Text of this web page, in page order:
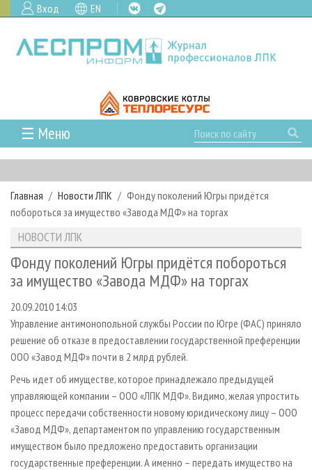
Вход EN
☰ Меню
ГЛАВНАЯ
РУБРИКИ И ТЕМЫ
РУБРИКИ ЖУРНАЛА
ЛЕСОЗАГОТОВКА
ЛЕСОПИЛЕНИЕ
СУШКА ДРЕВЕСИНЫ
ПРОИЗВОДСТВО ДРЕВЕСНЫХ ПЛИТ
ДЕРЕВЯННОЕ ДОМОСТРОЕНИЕ
ПРОИЗВОДСТВО МЕБЕЛИ
БИОЭНЕРГЕТИКА
ЦБП
ИНСТРУМЕНТ И МАТЕРИАЛЫ
НОВОСТИ
НОВОСТИ ЛПК
НОВОСТИ ЖУРНАЛА
ПРОЕКТЫ ЛПИ
АНАЛИТИКА
ПРЕДПРИЯТИЯ ЛПК
ПЕРСОНЫ
МОБИЛЬНЫЕ ВЫСТАВКИ
ОФИЦИАЛЬНЫЕ ДЕЛЕГАЦИИ
ПРИОРИТЕТНЫЕ ИНВЕСТПРОЕКТЫ
RUSSIAN FORESTRY REVIEW
ГАЗЕТА ЛЕСПРОМФОРУМ
БИБЛИОТЕКА СПЕЦИАЛИСТА
АРХИВ
АРХИВ ЖУРНАЛОВ
О ЖУРНАЛЕ
ПОДПИСКА
КОНТАКТЫ
РЕКЛАМОДАТЕЛЯМ
РЕКЛАМА
РЕКЛАМА НА САЙТЕ
Главная Новости ЛПК
Фонду поколений Югры придётся
побороться за имущество «Завода МДФ» на торгах
НОВОСТИ ЛПК
Фонду поколений Югры придётся побороться
за имущество «Завода МДФ» на торгах
20.09.2010 14:03
Управление антимонопольной службы России по Югре (ФАС) приняло
решение об отказе в предоставлении государственной преференции
ООО «Завод МДФ» почти в 2 млрд рублей.
Речь идет об имуществе, которое принадлежало предыдущей
управляющей компании – ООО «ЛПК МДФ». Видимо, желая упростить
процесс передачи собственности новому юридическому лицу – ООО
«Завод МДФ», департаментом по управлению государственным
имуществом было предложено предоставить организации
государственные преференции. А именно – передать имущество на